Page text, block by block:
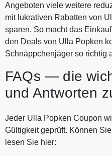
Angeboten viele weitere
mit lukrativen Rabatten von
sparen. So macht das
den Deals von Ulla Popken
Schnäppchenjäger so richtig
FAQs — die
und Antworten
Jeder Ulla Popken Coupon
Gültigkeit geprüft. Können
lesen Sie hier: